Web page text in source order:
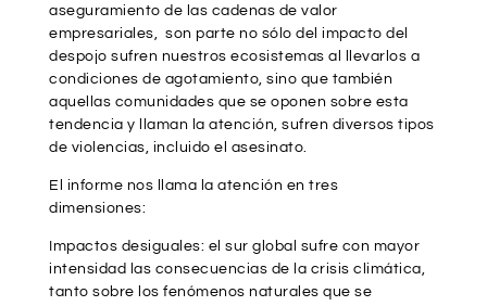
aseguramiento de las cadenas de valor
empresariales, son parte no sólo del impacto del
despojo sufren nuestros ecosistemas al llevarlos a
condiciones de agotamiento, sino que también
aquellas comunidades que se oponen sobre esta
tendencia y llaman la atención, sufren diversos tipos
de violencias, incluido el asesinato.
El informe nos llama la atención en tres
dimensiones:
Impactos desiguales: el sur global sufre con mayor
intensidad las consecuencias de la crisis climática,
tanto sobre los fenómenos naturales que se